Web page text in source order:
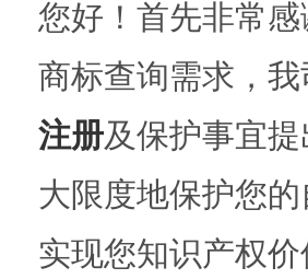
您好！首先非常
商标查询需求，我
注册及保护事宜
大限度地保护您
实现您知识产权